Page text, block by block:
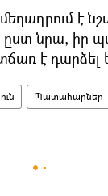
է
նրա, իր
է դարձել
Պատահարներ